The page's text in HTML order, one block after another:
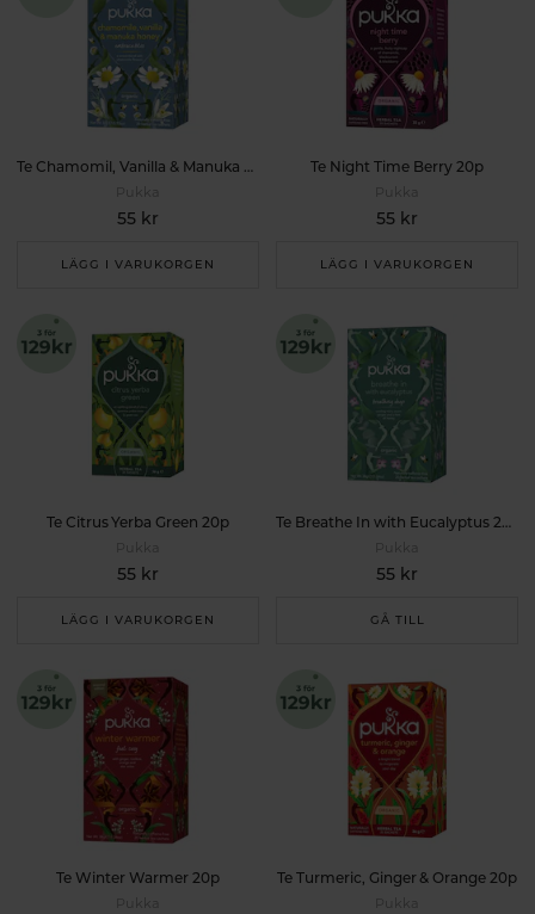
Te Chamomil, Vanilla & Manuka Honey 20p
Pukka
55 kr
LÄGG I VARUKORGEN
Te Night Time Berry 20p
Pukka
55 kr
LÄGG I VARUKORGEN
Te Citrus Yerba Green 20p
Pukka
55 kr
LÄGG I VARUKORGEN
Te Breathe In with Eucalyptus 20p
Pukka
55 kr
GÅ TILL
Te Winter Warmer 20p
Pukka
Te Turmeric, Ginger & Orange 20p
Pukka